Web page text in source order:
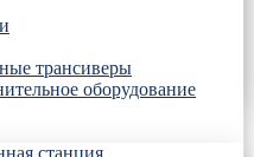
трансиверы
оборудование
станция